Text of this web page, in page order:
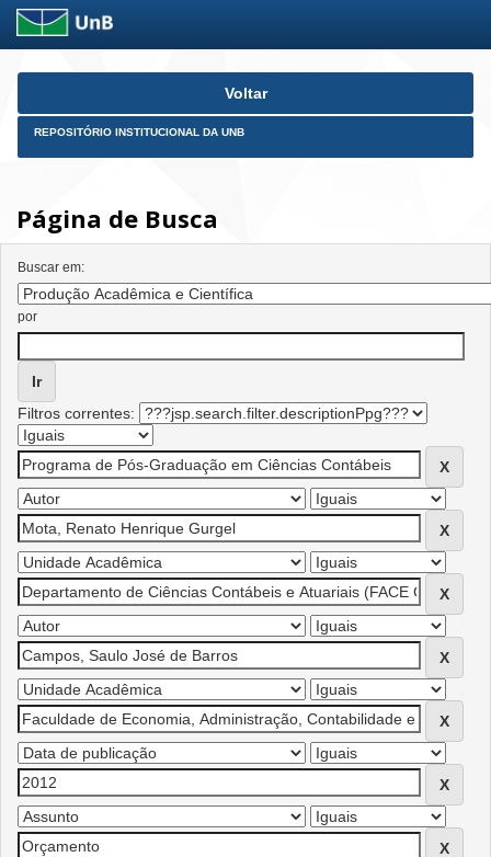
Skip
Voltar
REPOSITÓRIO INSTITUCIONAL DA UNB
Página de Busca
Buscar em:
por
Filtros correntes: